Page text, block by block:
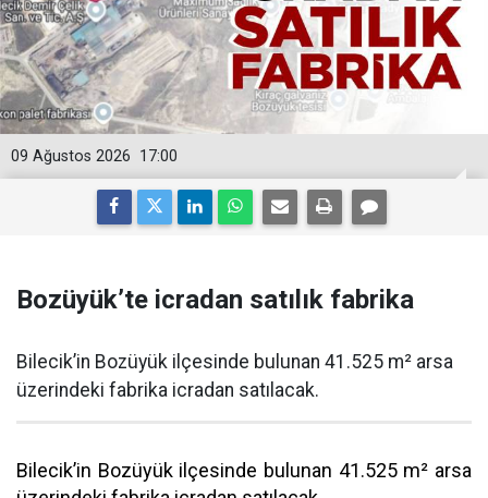
17:00
09 Ağustos 2026
Bozüyük’te icradan satılık fabrika
Bilecik’in Bozüyük ilçesinde bulunan 41.525 m² arsa
üzerindeki fabrika icradan satılacak.
Bilecik’in Bozüyük ilçesinde bulunan 41.525 m² arsa